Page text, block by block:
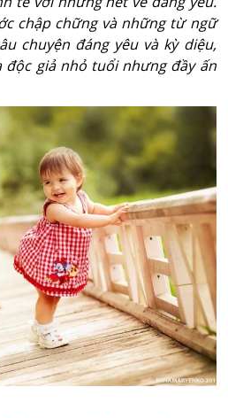
chập chững và những từ ngữ
chuyện đáng yêu và kỳ diệu,
giả nhỏ tuổi nhưng đầy ấn